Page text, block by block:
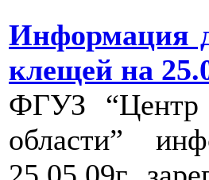
Информация
клещей на
ФГУЗ “Центр
области”